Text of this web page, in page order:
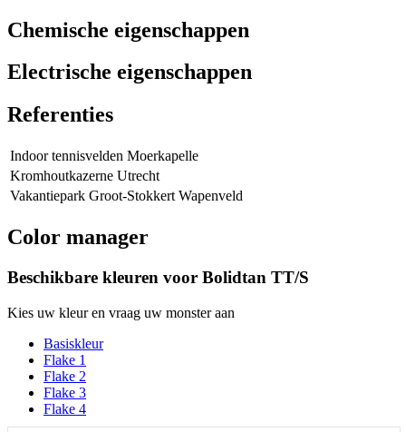
Chemische eigenschappen
Electrische eigenschappen
Referenties
Indoor tennisvelden Moerkapelle
Kromhoutkazerne Utrecht
Vakantiepark Groot-Stokkert Wapenveld
Color manager
Beschikbare kleuren voor Bolidtan TT/S
Kies uw kleur en vraag uw monster aan
Basiskleur
Flake 1
Flake 2
Flake 3
Flake 4